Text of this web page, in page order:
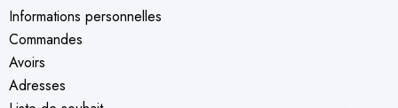
Informations personnelles
Commandes
Avoirs
Adresses